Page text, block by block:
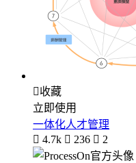
收藏
立即使用
一体化人才管理
 4.7k  236  2